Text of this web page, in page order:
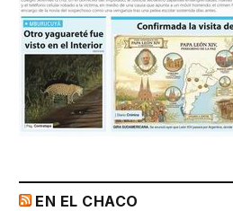
EN EL CHACO